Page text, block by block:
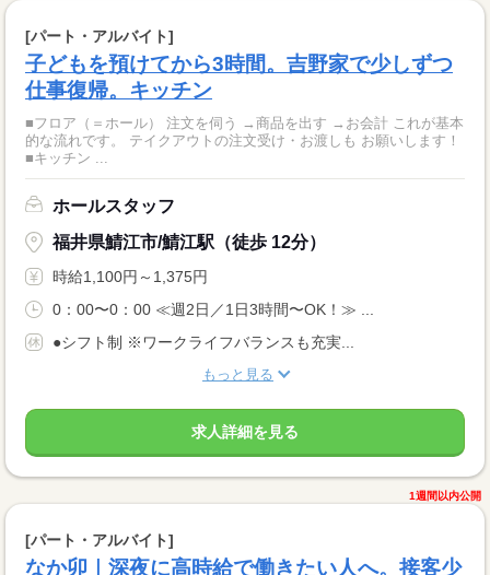
[パート・アルバイト]
子どもを預けてから3時間。吉野家で少しずつ
仕事復帰。キッチン
■フロア（＝ホール） 注文を伺う →商品を出す →お会計 これが基本
的な流れです。 テイクアウトの注文受け・お渡しも お願いします！
■キッチン ...
ホールスタッフ
福井県鯖江市/鯖江駅（徒歩 12分）
時給1,100円～1,375円
0：00〜0：00 ≪週2日／1日3時間〜OK！≫ ...
●シフト制 ※ワークライフバランスも充実...
もっと見る
求人詳細を見る
1週間以内公開
[パート・アルバイト]
なか卯｜深夜に高時給で働きたい人へ。接客少